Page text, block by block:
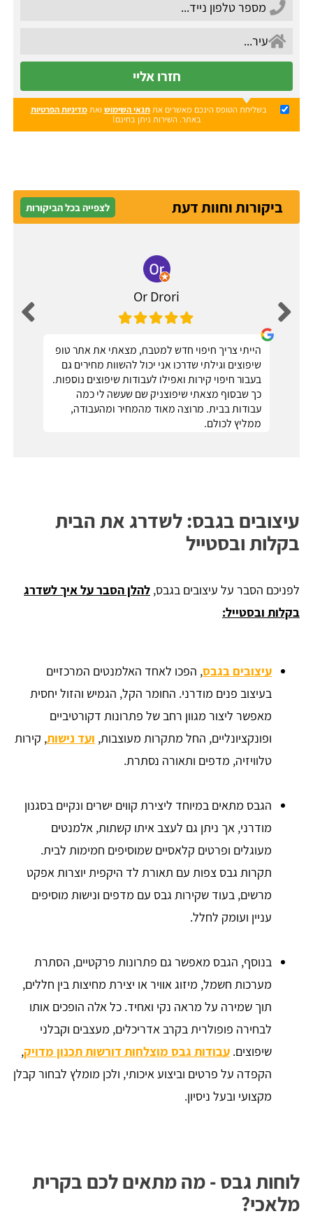
חזרו אליי
בשליחת הטופס הינכם מאשרים אתתנאי השימוש ואתמדיניות הפרטיות
באתר. השירות ניתן בחינם!
ביקורות וחוות דעת לצפייה בכל הביקורות
Or Drori
הייתי צריך חיפוי חדש למטבח, מצאתי את אתר טופ
שיפוצים וגילתי שדרכו אני יכול להשוות מחירים גם
בעבור חיפוי קירות ואפילו לעבודות שיפוצים נוספות.
כך שבסוף מצאתי שיפוצניק שם שעשה לי כמה
עבודות בבית. מרוצה מאוד מהמחיר ומהעבודה,
ממליץ לכולם.
עיצובים בגבס: לשדרג את הבית
בקלות ובסטייל
לפניכם הסבר על עיצובים בגבס, להלן הסבר על איך לשדרג
בקלות ובסטייל:
עיצובים בגבס, הפכו לאחד האלמנטים המרכזיים
בעיצוב פנים מודרני. החומר הקל, הגמיש והזול יחסית
מאפשר ליצור מגוון רחב של פתרונות דקורטיביים
ופונקציונליים, החל מתקרות מעוצבות, ועד נישות, קירות
טלוויזיה, מדפים ותאורה נסתרת.
הגבס מתאים במיוחד ליצירת קווים ישרים ונקיים בסגנון
מודרני, אך ניתן גם לעצב איתו קשתות, אלמנטים
מעוגלים ופרטים קלאסיים שמוסיפים חמימות לבית.
תקרות גבס צפות עם תאורת לד היקפית יוצרות אפקט
מרשים, בעוד שקירות גבס עם מדפים ונישות מוסיפים
עניין ועומק לחלל.
בנוסף, הגבס מאפשר גם פתרונות פרקטיים, הסתרת
מערכות חשמל, מיזוג אוויר או יצירת מחיצות בין חללים,
תוך שמירה על מראה נקי ואחיד. כל אלה הופכים אותו
לבחירה פופולרית בקרב אדריכלים, מעצבים וקבלני
שיפוצים. עבודות גבס מוצלחות דורשות תכנון מדויק,
הקפדה על פרטים וביצוע איכותי, ולכן מומלץ לבחור קבלן
מקצועי ובעל ניסיון.
לוחות גבס - מה מתאים לכם בקרית
מלאכי?